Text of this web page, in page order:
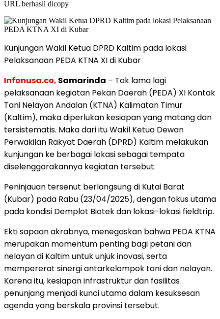
URL berhasil dicopy
Kunjungan Wakil Ketua DPRD Kaltim pada lokasi
Pelaksanaan PEDA KTNA XI di Kubar
Infonusa.co, Samarinda – Tak lama lagi
pelaksanaan kegiatan Pekan Daerah (PEDA) XI Kontak
Tani Nelayan Andalan (KTNA) Kalimatan Timur
(Kaltim), maka diperlukan kesiapan yang matang dan
tersistematis. Maka dari itu Wakil Ketua Dewan
Perwakilan Rakyat Daerah (DPRD) Kaltim melakukan
kunjungan ke berbagai lokasi sebagai tempata
diselenggarakannya kegiatan tersebut.
Peninjauan tersenut berlangsung di Kutai Barat
(Kubar) pada Rabu (23/04/2025), dengan fokus utama
pada kondisi Demplot Biotek dan lokasi-lokasi fieldtrip.
Ekti sapaan akrabnya, menegaskan bahwa PEDA KTNA
merupakan momentum penting bagi petani dan
nelayan di Kaltim untuk unjuk inovasi, serta
mempererat sinergi antarkelompok tani dan nelayan.
Karena itu, kesiapan infrastruktur dan fasilitas
penunjang menjadi kunci utama dalam kesuksesan
agenda yang berskala provinsi tersebut.